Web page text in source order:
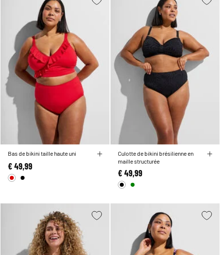
Bas de bikini taille haute uni
€ 49,99
Culotte de bikini brésilienne en
maille structurée
€ 49,99